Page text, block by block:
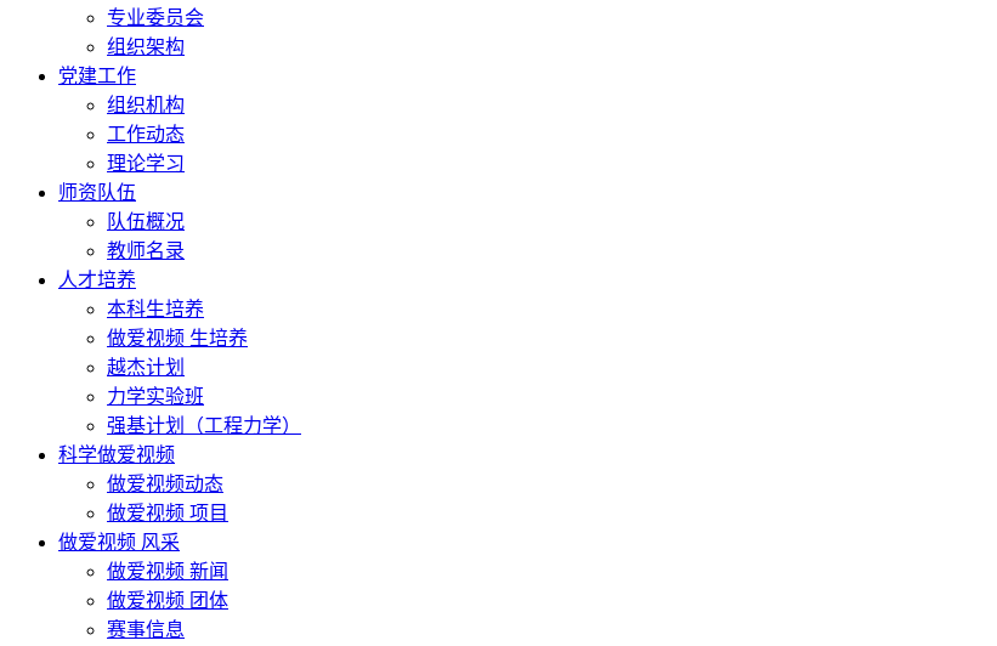
专业委员会
组织架构
党建工作
组织机构
工作动态
理论学习
师资队伍
队伍概况
教师名录
人才培养
本科生培养
做爱视频 生培养
越杰计划
力学实验班
强基计划（工程力学）
科学做爱视频
做爱视频动态
做爱视频 项目
做爱视频 风采
做爱视频 新闻
做爱视频 团体
赛事信息